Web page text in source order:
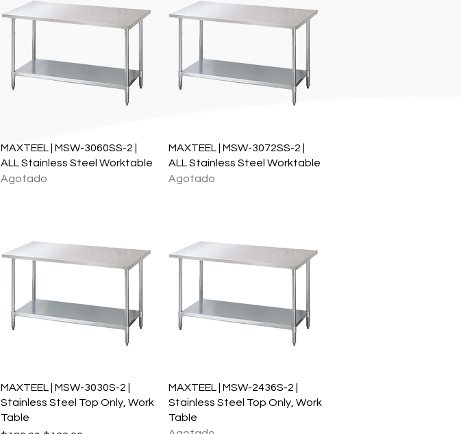
Vista rápida
MAXTEEL | MSW-3060SS-2 |
ALL Stainless Steel Worktable
Agotado
Vista rápida
MAXTEEL | MSW-3072SS-2 |
ALL Stainless Steel Worktable
Agotado
Vista rápida
MAXTEEL | MSW-3030S-2 |
Stainless Steel Top Only, Work
Table
Vista rápida
MAXTEEL | MSW-2436S-2 |
Stainless Steel Top Only, Work
Table